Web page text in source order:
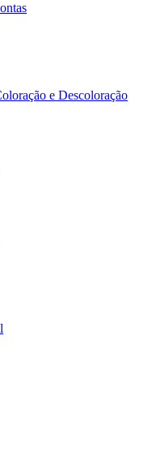
e Descoloração